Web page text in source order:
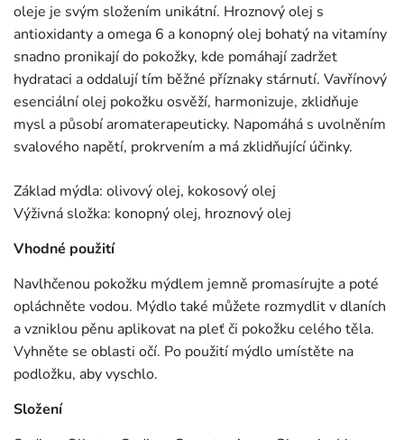
oleje je svým složením unikátní. Hroznový olej s
antioxidanty a omega 6 a konopný olej bohatý na vitamíny
snadno pronikají do pokožky, kde pomáhají zadržet
hydrataci a oddalují tím běžné příznaky stárnutí. Vavřínový
esenciální olej pokožku osvěží, harmonizuje, zklidňuje
mysl a působí aromaterapeuticky. Napomáhá s uvolněním
svalového napětí, prokrvením a má zklidňující účinky.
Základ mýdla: olivový olej, kokosový olej
Výživná složka: konopný olej, hroznový olej
Vhodné použití
Navlhčenou pokožku mýdlem jemně promasírujte a poté
opláchněte vodou. Mýdlo také můžete rozmydlit v dlaních
a vzniklou pěnu aplikovat na pleť či pokožku celého těla.
Vyhněte se oblasti očí. Po použití mýdlo umístěte na
podložku, aby vyschlo.
Složení